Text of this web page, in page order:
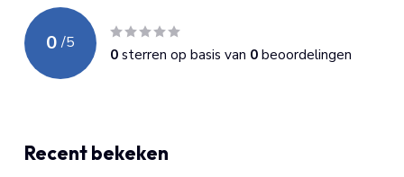
Hardheid
Materiaal lemmet -
Materiaal handgreep
Product lengte
0 /5
0sterren op basis van 0beoordelingen
Recent bekeken